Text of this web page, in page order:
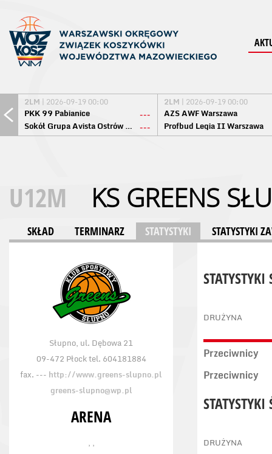
2LM | 2026-09-19 00:00
PKK 99 Pabianice
---
Sokół Grupa Avista Ostrów Maz. ---
2LM | 2026-09-19 00:00
AZS AWF Warszawa
Profbud Legia II Warszawa
U12M KS GREENS
SKŁAD TERMINARZ STATYSTYKI STATYSTYKI
Słupno, ul. Dębowa 21
09-472 Płock tel. 604181884
fax. --- http://www.greens-slupno.pl
greens-slupno@wp.pl
ARENA
, ,
DRUŻYNA
Przeciwnicy
Przeciwnicy
STATYSTYKI
DRUŻYNA